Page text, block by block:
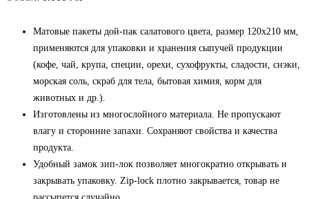
Матовые пакеты дой-пак салатового цвета, размер 120x210 мм,
применяются для упаковки и хранения сыпучей продукции
(кофе, чай, крупа, специи, орехи, сухофрукты, сладости, снэки,
морская соль, скраб для тела, бытовая химия, корм для
животных и др.).
Изготовлены из многослойного материала. Не пропускают
влагу и сторонние запахи. Сохраняют свойства и качества
продукта.
Удобный замок зип-лок позволяет многократно открывать и
закрывать упаковку. Zip-lock плотно закрывается, товар не